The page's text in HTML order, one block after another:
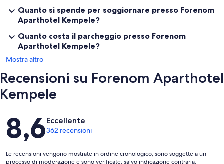
Quanto si spende per soggiornare presso Forenom
Aparthotel Kempele?
Quanto costa il parcheggio presso Forenom
Aparthotel Kempele?
Mostra altro
Recensioni su Forenom Aparthotel
Kempele
Recensioni
8,6Eccellente
362 recensioni
Le recensioni vengono mostrate in ordine cronologico, sono soggette a un
processo di moderazione e sono verificate, salvo indicazione contraria.